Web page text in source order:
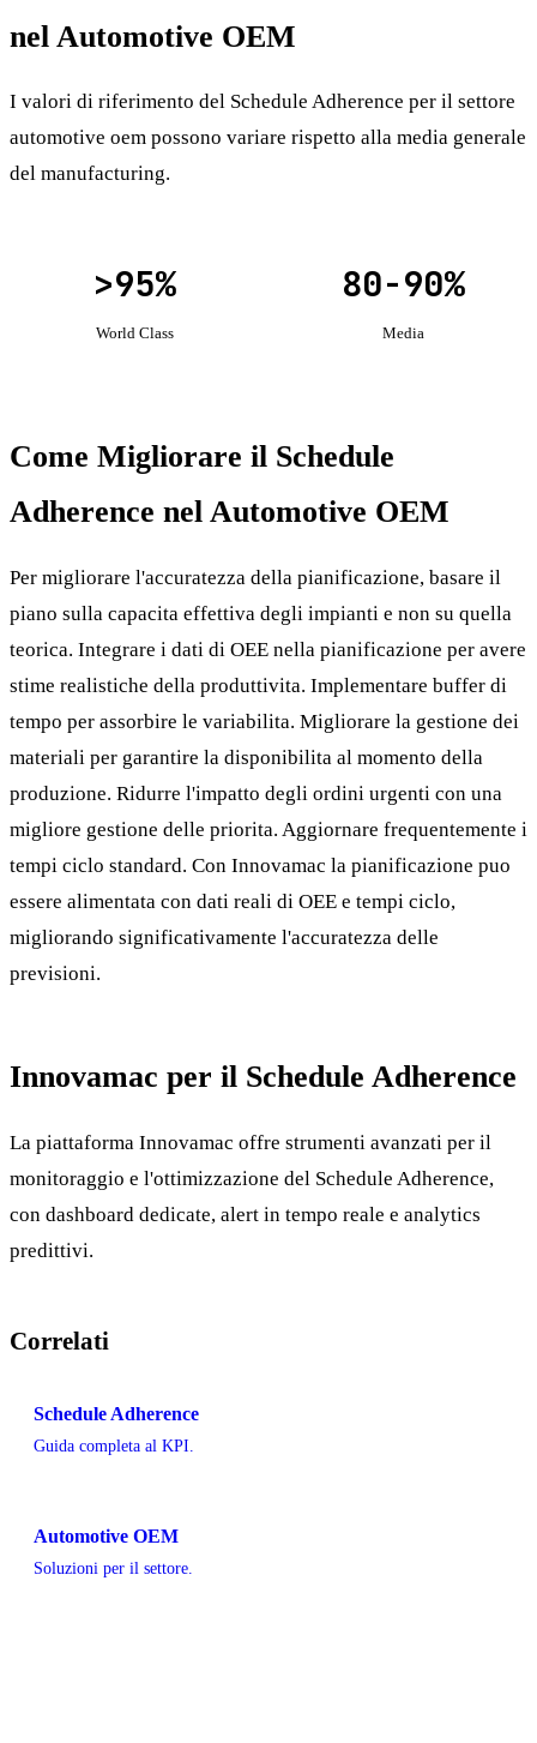
nel Automotive OEM
I valori di riferimento del Schedule Adherence per il settore
automotive oem possono variare rispetto alla media generale
del manufacturing.
>95%
World Class
80-90%
Media
Come Migliorare il Schedule
Adherence nel Automotive OEM
Per migliorare l'accuratezza della pianificazione, basare il
piano sulla capacita effettiva degli impianti e non su quella
teorica. Integrare i dati di OEE nella pianificazione per avere
stime realistiche della produttivita. Implementare buffer di
tempo per assorbire le variabilita. Migliorare la gestione dei
materiali per garantire la disponibilita al momento della
produzione. Ridurre l'impatto degli ordini urgenti con una
migliore gestione delle priorita. Aggiornare frequentemente i
tempi ciclo standard. Con Innovamac la pianificazione puo
essere alimentata con dati reali di OEE e tempi ciclo,
migliorando significativamente l'accuratezza delle
previsioni.
Innovamac per il Schedule Adherence
La piattaforma Innovamac offre strumenti avanzati per il
monitoraggio e l'ottimizzazione del Schedule Adherence,
con dashboard dedicate, alert in tempo reale e analytics
predittivi.
Correlati
Schedule Adherence
Guida completa al KPI.
Automotive OEM
Soluzioni per il settore.